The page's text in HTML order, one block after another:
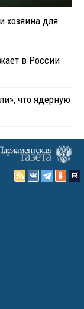
хозяина для
в России
что ядерную